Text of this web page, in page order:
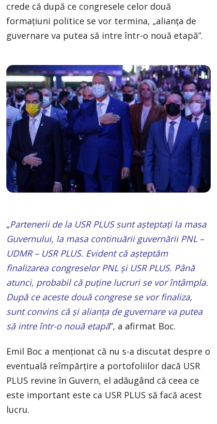
crede că după ce congresele celor două
formaţiuni politice se vor termina, „alianţa de
guvernare va putea să intre într-o nouă etapă”.
„Partenerii de la USR PLUS sunt aşteptaţi la masa
Guvernului, la masa continuării guvernării PNL –
UDMR – USR PLUS. Evident că aşteptăm
finalizarea congreselor PNL şi USR PLUS. Până
atunci, probabil că puţine lucruri se vor întâmpla.
După ce aceste două congrese se vor finaliza,
sunt convins că şi alianţa de guvernare va putea
să intre într-o nouă etapă”, a afirmat Boc.
Emil Boc a menţionat că nu s-a discutat despre o
eventuală reîmpărţire a portofoliilor dacă USR
PLUS revine în Guvern, el adăugând că ceea ce
este important este ca USR PLUS să facă acest
lucru.